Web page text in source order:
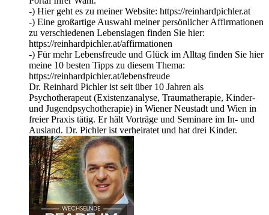
-) Hier geht es zu meiner Website: https://reinhardpichler.at
-) Eine großartige Auswahl meiner persönlicher Affirmationen
zu verschiedenen Lebenslagen finden Sie hier:
https://reinhardpichler.at/affirmationen
-) Für mehr Lebensfreude und Glück im Alltag finden Sie hier
meine 10 besten Tipps zu diesem Thema:
https://reinhardpichler.at/lebensfreude
Dr. Reinhard Pichler ist seit über 10 Jahren als
Psychotherapeut (Existenzanalyse, Traumatherapie, Kinder-
und Jugendpsychotherapie) in Wiener Neustadt und Wien in
freier Praxis tätig. Er hält Vorträge und Seminare im In- und
Ausland. Dr. Pichler ist verheiratet und hat drei Kinder.